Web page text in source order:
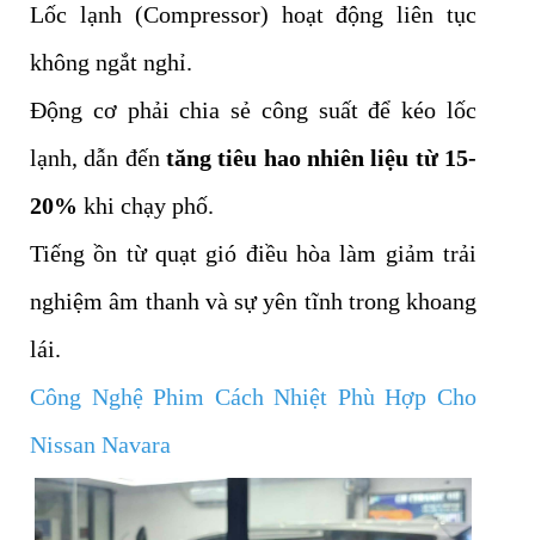
Lốc lạnh (Compressor) hoạt động liên tục
không ngắt nghỉ.
Động cơ phải chia sẻ công suất để kéo lốc
lạnh, dẫn đến tăng tiêu hao nhiên liệu từ 15-
20% khi chạy phố.
Tiếng ồn từ quạt gió điều hòa làm giảm trải
nghiệm âm thanh và sự yên tĩnh trong khoang
lái.
Công Nghệ Phim Cách Nhiệt Phù Hợp Cho
Nissan Navara